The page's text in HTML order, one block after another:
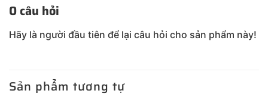
0 câu hỏi
Hãy là người đầu tiên để lại câu hỏi cho sản phẩm này!
Sản phẩm tương tự